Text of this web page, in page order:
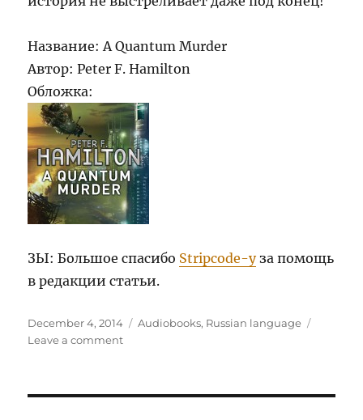
Название: A Quantum Murder
Автор: Peter F. Hamilton
Обложка:
ЗЫ: Большое спасибо Stripcode-уза помощь
в редакции статьи.
Posted
on
December 4, 2014 Categories
Audiobooks, Russian language
Leave a commenton